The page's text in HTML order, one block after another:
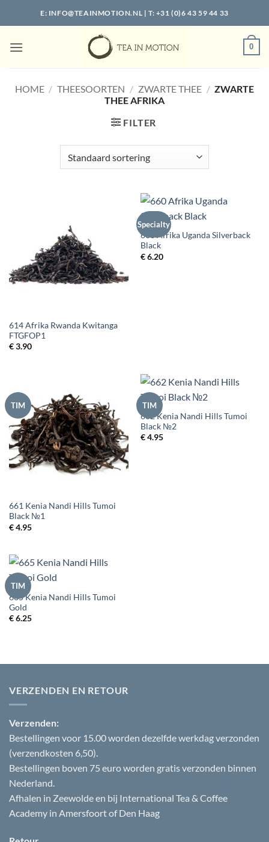
E: INFO@TEAINMOTION.NL | T: +31 (0)6 43 59 44 33
0
HOME / THEESOORTEN / ZWARTE THEE / ZWARTE
THEE AFRIKA
FILTER
614 Afrika Rwanda Kwitanga
FTGFOP1
€3.90
Specialty
660 Afrika Uganda Silverback
Black
€6.20
TIM
661 Kenia Nandi Hills Tumoi
Black №1
€4.95
TIM
662 Kenia Nandi Hills Tumoi
Black №2
€4.95
TIM
665 Kenia Nandi Hills Tumoi
Gold
€6.25
VERZENDEN EN RETOUR
Verzenden:
Bestellingen voor 15.00 worden dezelfde werkdag verzonden
(verzendkosten 6,50).
Bestellingen boven 75 euro worden gratis verzonden binnen
Nederland.
Afhalen in Zeewolde en bij International Tea & Coffee
Academy in Amersfoort of Den Haag